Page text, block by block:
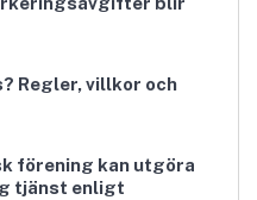
Regler, villkor och
förening kan utgöra
tjänst enligt